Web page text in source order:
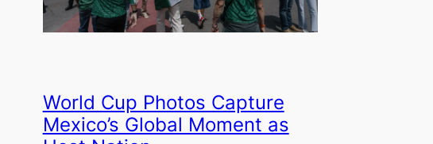
World Cup Photos Capture
Mexico’s Global Moment as